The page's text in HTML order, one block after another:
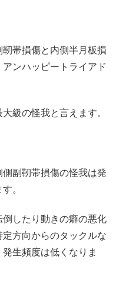
帯損傷と内側半月板損
ンハッピートライアド
級の怪我と言えます。
副靭帯損傷の怪我は発
。
したり動きの癖の悪化
方向からのタックルな
生頻度は低くなりま